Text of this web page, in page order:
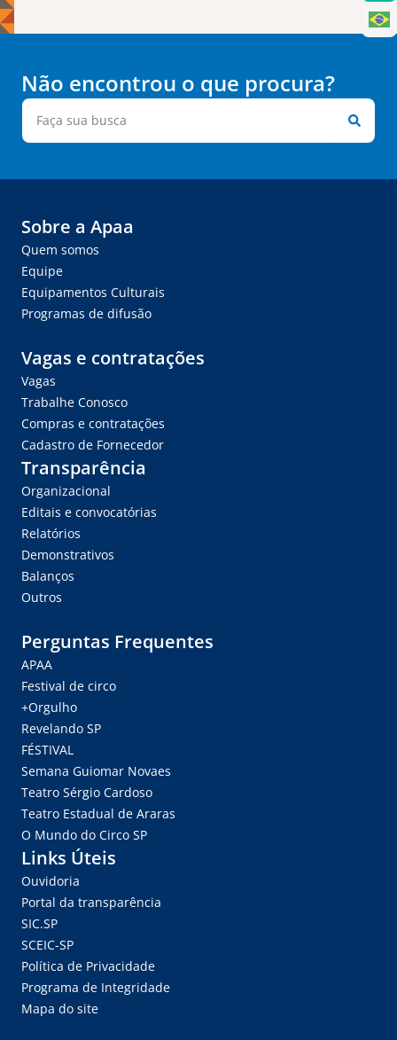
Não encontrou o que procura?
Sobre a Apaa
Quem somos
Equipe
Equipamentos Culturais
Programas de difusão
Vagas e contratações
Vagas
Trabalhe Conosco
Compras e contratações
Cadastro de Fornecedor
Transparência
Organizacional
Editais e convocatórias
Relatórios
Demonstrativos
Balanços
Outros
Perguntas Frequentes
APAA
Festival de circo
+Orgulho
Revelando SP
FÉSTIVAL
Semana Guiomar Novaes
Teatro Sérgio Cardoso
Teatro Estadual de Araras
O Mundo do Circo SP
Links Úteis
Ouvidoria
Portal da transparência
SIC.SP
SCEIC-SP
Política de Privacidade
Programa de Integridade
Mapa do site